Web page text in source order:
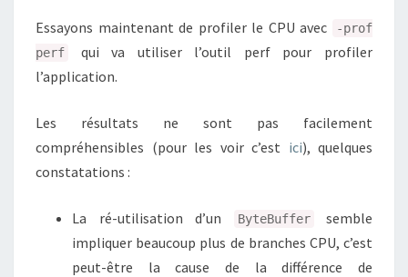
Essayons maintenant de profiler le CPU avec
-prof
perf
qui va utiliser l’outil perf pour profiler
l’application.
Les résultats ne sont pas facilement
compréhensibles (pour les voir c’est ici), quelques
constatations :
La ré-utilisation d’un ByteBuffer
semble
impliquer beaucoup plus de branches CPU, c’est
peut-être la cause de la différence de